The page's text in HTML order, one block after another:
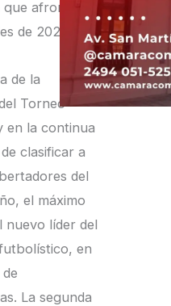
afrontará
de 2029.
de la
Torneo
en la continua
clasificar a
del
el máximo
nuevo líder del
en
La segunda